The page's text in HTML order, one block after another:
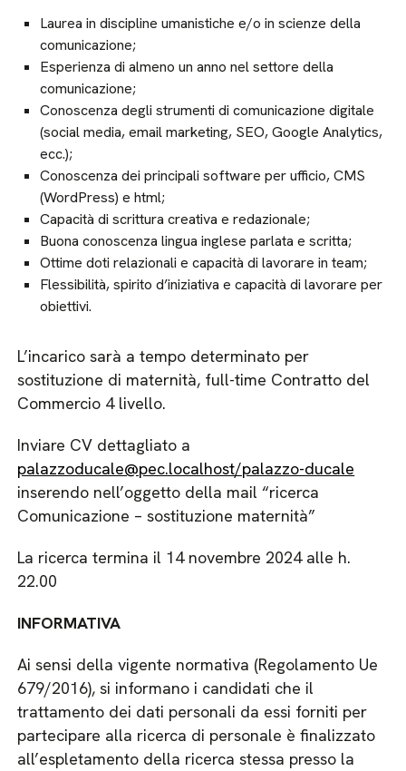
Laurea in discipline umanistiche e/o in scienze della
comunicazione;
Esperienza di almeno un anno nel settore della
comunicazione;
Conoscenza degli strumenti di comunicazione digitale
(social media, email marketing, SEO, Google Analytics,
ecc.);
Conoscenza dei principali software per ufficio, CMS
(WordPress) e html;
Capacità di scrittura creativa e redazionale;
Buona conoscenza lingua inglese parlata e scritta;
Ottime doti relazionali e capacità di lavorare in team;
Flessibilità, spirito d’iniziativa e capacità di lavorare per
obiettivi.
L’incarico sarà a tempo determinato per
sostituzione di maternità, full-time Contratto del
Commercio 4 livello.
Inviare CV dettagliato a
palazzoducale@pec.localhost/palazzo-ducale
inserendo nell’oggetto della mail “ricerca
Comunicazione – sostituzione maternità”
La ricerca termina il 14 novembre 2024 alle h.
22.00
INFORMATIVA
Ai sensi della vigente normativa (Regolamento Ue
679/2016), si informano i candidati che il
trattamento dei dati personali da essi forniti per
partecipare alla ricerca di personale è finalizzato
all’espletamento della ricerca stessa presso la